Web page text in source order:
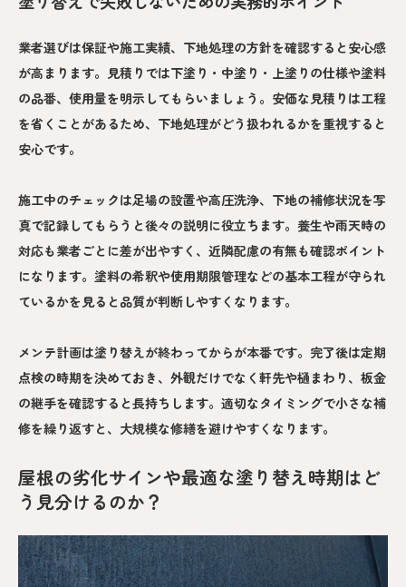
業者選びは保証や施工実績、下地処理の方針を確認すると安心感
が高まります。見積りでは下塗り・中塗り・上塗りの仕様や塗料
の品番、使用量を明示してもらいましょう。安価な見積りは工程
を省くことがあるため、下地処理がどう扱われるかを重視すると
安心です。
施工中のチェックは足場の設置や高圧洗浄、下地の補修状況を写
真で記録してもらうと後々の説明に役立ちます。養生や雨天時の
対応も業者ごとに差が出やすく、近隣配慮の有無も確認ポイント
になります。塗料の希釈や使用期限管理などの基本工程が守られ
ているかを見ると品質が判断しやすくなります。
メンテ計画は塗り替えが終わってからが本番です。完了後は定期
点検の時期を決めておき、外観だけでなく軒先や樋まわり、板金
の継手を確認すると長持ちします。適切なタイミングで小さな補
修を繰り返すと、大規模な修繕を避けやすくなります。
屋根の劣化サインや最適な塗り替え時期はど
う見分けるのか？